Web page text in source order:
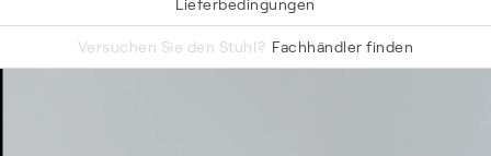
Lieferbedingungen
Versuchen Sie den Stuhl? Fachhändler finden
Re-Wool 868